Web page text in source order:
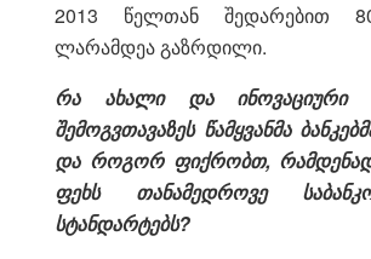
2013 წელთან შედარებით
ლარამდეა გაზრდილი.
რა ახალი და ინოვაციური
შემოგვთავაზეს წამყვანმა
და როგორ ფიქრობთ, რამდენად
ფეხს თანამედროვე
სტანდარტებს?